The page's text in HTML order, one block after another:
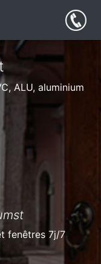
ALU, aluminium
fenêtres 7j/7